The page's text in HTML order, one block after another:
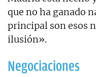
que no ha ganado
principal son esos
ilusión».
Negociaciones